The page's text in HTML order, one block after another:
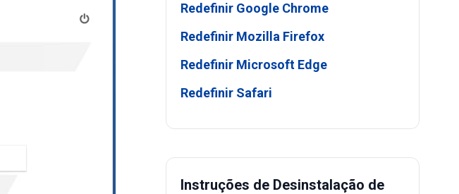
Redefinir Google Chrome
Redefinir Mozilla Firefox
Redefinir Microsoft Edge
Redefinir Safari
Instruções de Desinstalação de